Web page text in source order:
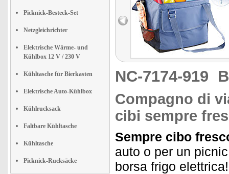
Picknick-Besteck-Set
Netzgleichrichter
Elektrische Wärme- und
Kühlbox 12 V / 230 V
Kühltasche für Bierkasten
Elektrische Auto-Kühlbox
Kühlrucksack
Faltbare Kühltasche
Kühltasche
Picknick-Rucksäcke
NC-7174-919
Compagno di
cibi sempre
Sempre cibo
auto o per un
borsa frigo elettrica!